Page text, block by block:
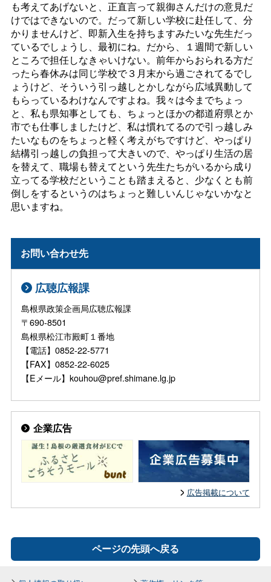
も考えてあげないと、正直言って親御さんだけの意見だ
けではできないので。だって新しい学校に赴任して、分
かりませんけど、即新入生を持ちますみたいな先生だっ
ているでしょうし、最初にね。だから、１週間で新しい
ところで担任しなきゃいけない。前年からおられる方だ
ったら春休みは同じ学校で３月末から過ごされてるでし
ょうけど、そういう引っ越しとかしながら広域異動して
もらっているわけなんですよね。我々は今までちょっ
と、私も県知事としても、ちょっとほかの都道府県とか
市でも仕事しましたけど、私は慣れてるので引っ越しみ
たいなものをちょっと軽く考えがちですけど、やっぱり
結構引っ越しの負担って大きいので、やっぱり生活の居
を替えて、職場も替えてという先生たちがいるから成り
立ってる学校だということも踏まえると、少なくとも前
倒しをするというのはちょっと難しいんじゃないかなと
思いますね。
お問い合わせ先
広聴広報課
島根県政策企画局広聴広報課
〒690-8501
島根県松江市殿町１番地
【電話】0852-22-5771
【FAX】0852-22-6025
【Eメール】kouhou@pref.shimane.lg.jp
企業広告
広告掲載について
ページの先頭へ戻る